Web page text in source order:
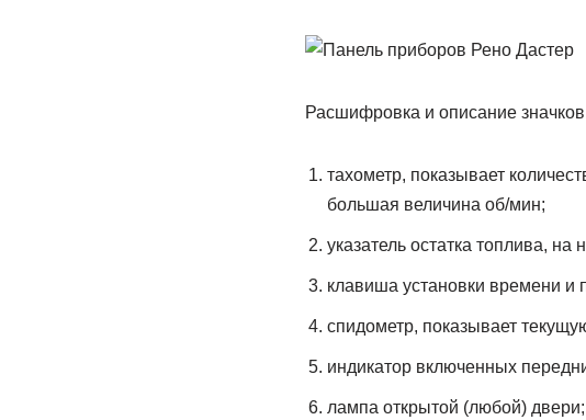
Расшифровка и описание
тахометр, показывает
большая величина об/мин;
указатель остатка топлива,
клавиша установки времени и
спидометр, показывает
индикатор включенных
лампа открытой (любой) двери;